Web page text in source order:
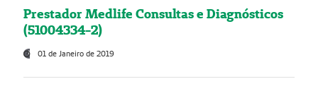
Prestador Medlife Consultas e Diagnósticos
(51004334-2)
01 de Janeiro de 2019